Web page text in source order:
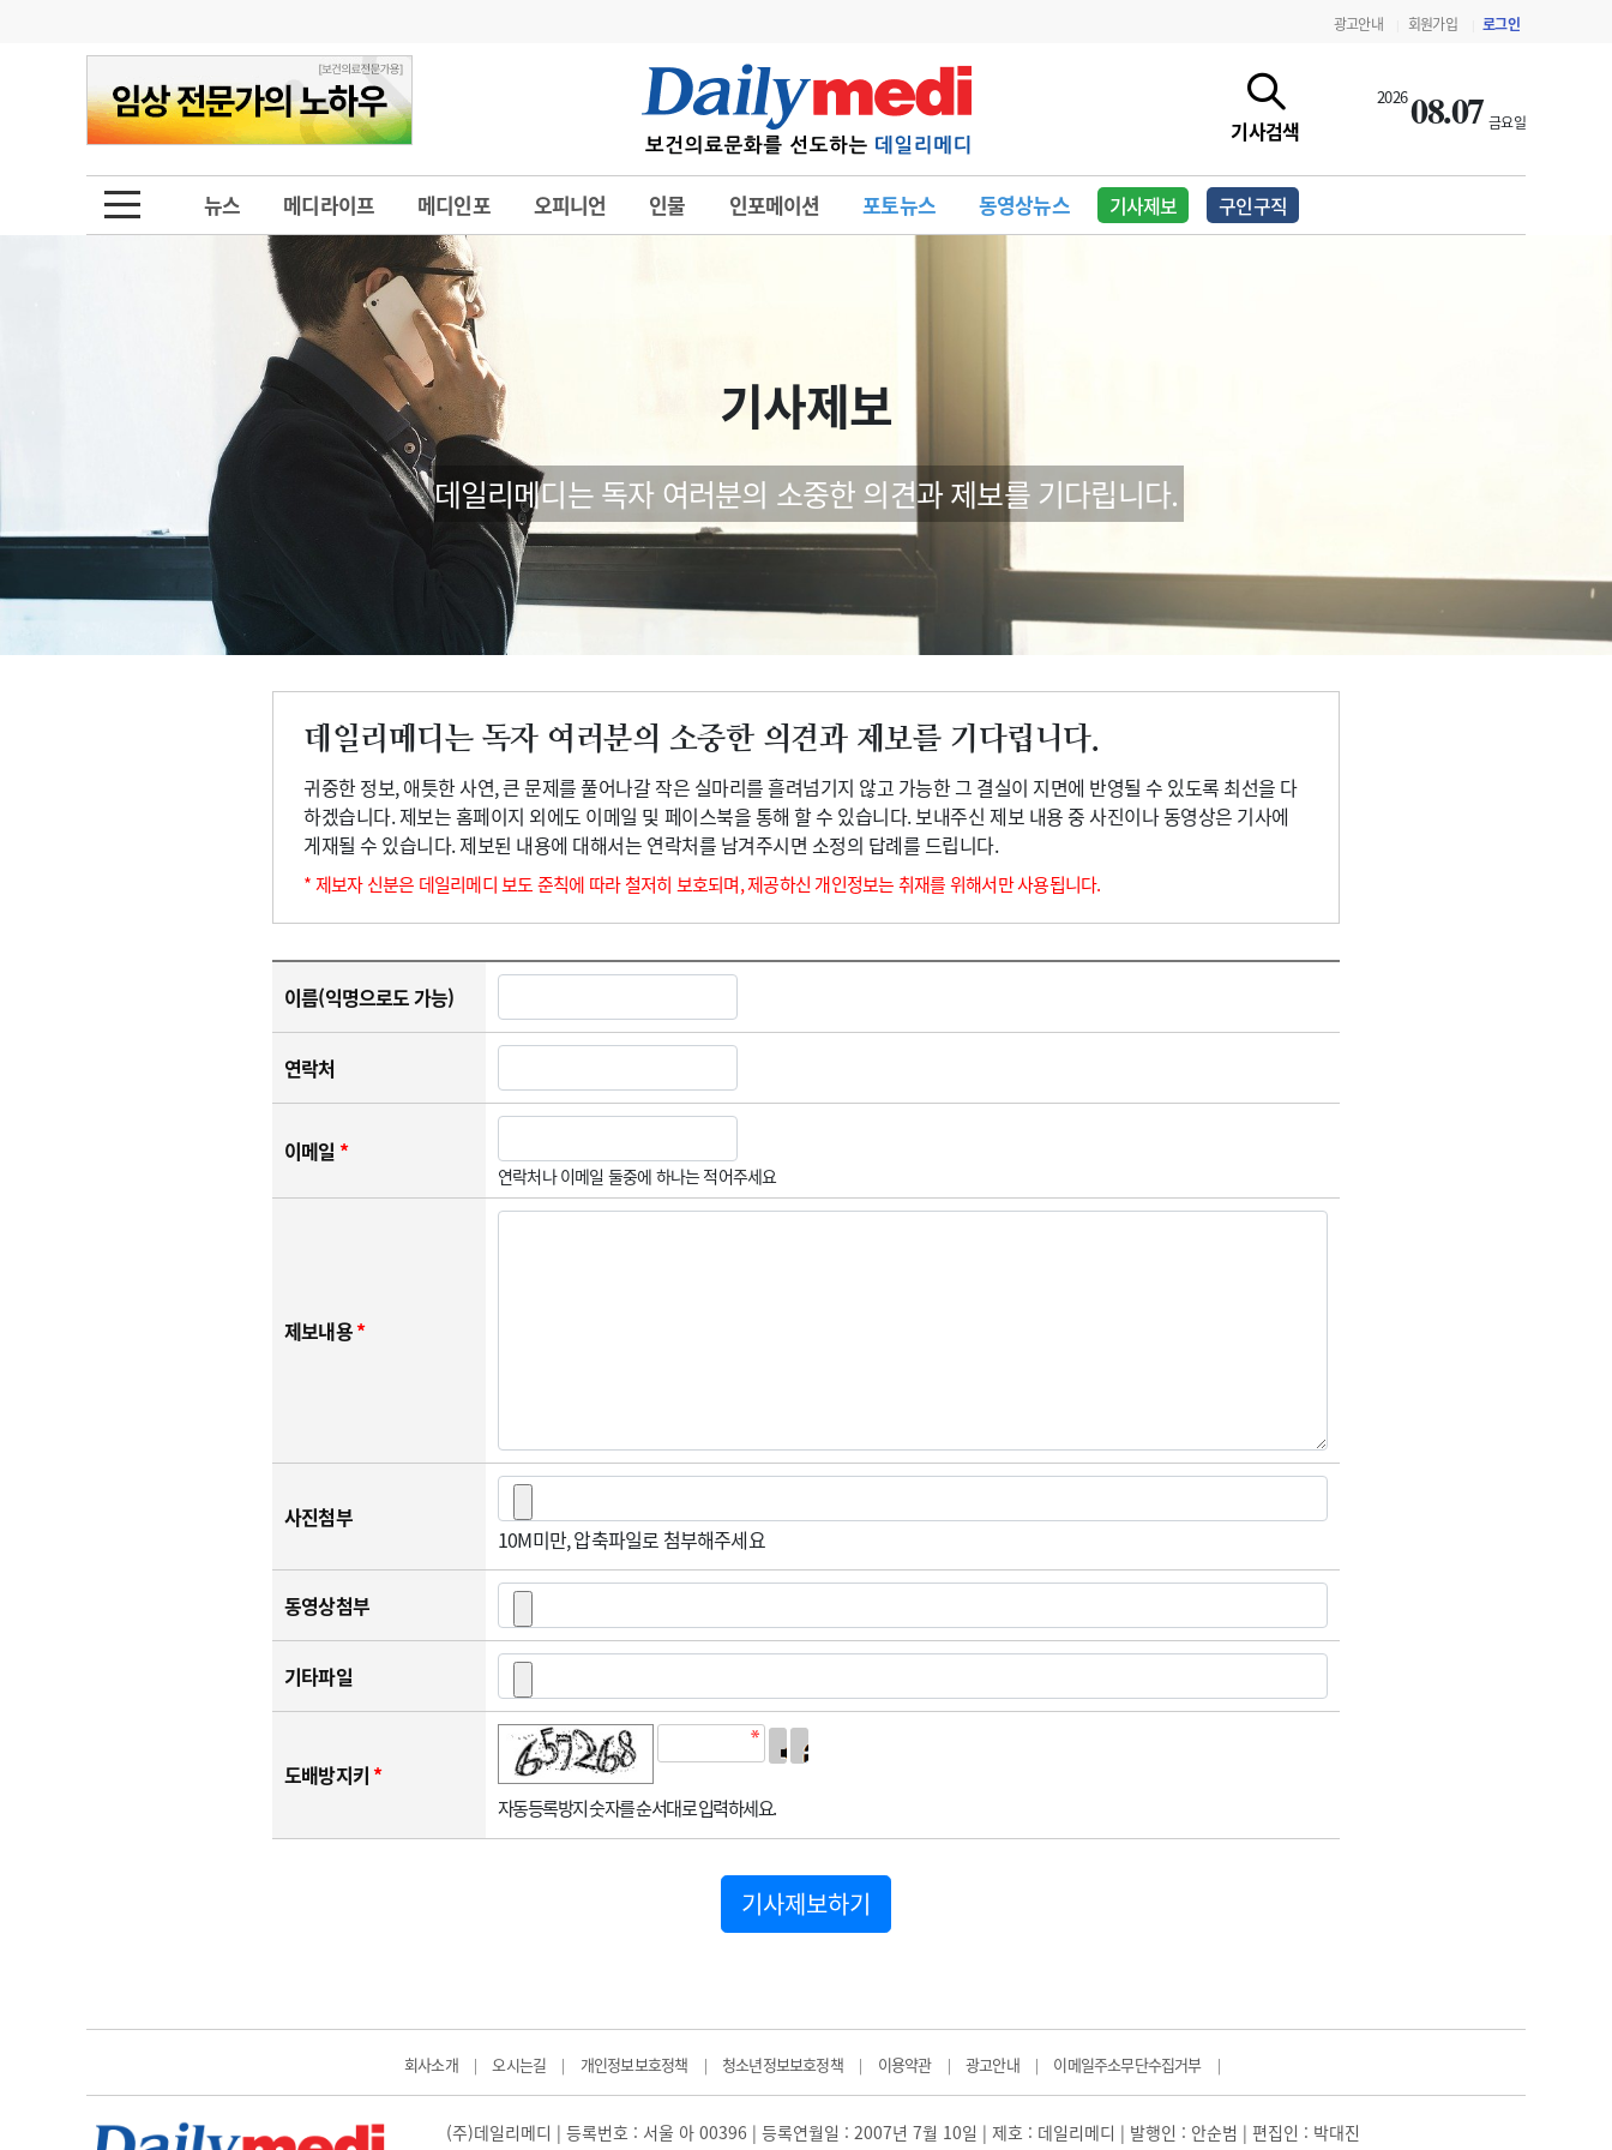
광고안내 회원가입 로그인
기사검색
202608.07 금요일
뉴스 메디라이프 메디인포 오피니언 인물 인포메이션 포토뉴스 동영상뉴스 기사제보 구인구직
금주의 검색어
1
의사인력 수급 추계
2
성분명 처방
3
AI의료
4
전공의 모집 결과
의사국시 합격률
6
관리급여 실시
의과대학 입시
10 약가인하
인사 사고
오피니언 칼럼 수첩
인물 초대석 피플
포토뉴스
지역병원 중소병원
행정처분 판례
학회·연수강좌 학회/연수강좌 행사
법적고지
기사제보
데일리메디는 독자 여러분의 소중한 의견과 제보를 기다립니다.
데일리메디는 독자 여러분의 소중한 의견과 제보를 기다립니다.
귀중한 정보, 애틋한 사연, 큰 문제를 풀어나갈 작은 실마리를 흘려넘기지 않고 가능한 그 결실이 지면에 반영될 수 있도록 최선을 다
하겠습니다. 제보는 홈페이지 외에도 이메일 및 페이스북을 통해 할 수 있습니다. 보내주신 제보 내용 중 사진이나 동영상은 기사에
게재될 수 있습니다. 제보된 내용에 대해서는 연락처를 남겨주시면 소정의 답례를 드립니다.
* 제보자 신분은 데일리메디 보도 준칙에 따라 철저히 보호되며, 제공하신 개인정보는 취재를 위해서만 사용됩니다.
이름(익명으로도 가능)
연락처
이메일 *
연락처나 이메일 둘중에 하나는 적어주세요
제보내용*
사진첨부
10M미만, 압축파일로 첨부해주세요
동영상첨부
기타파일
도배방지키 *
자동등록방지 숫자를 순서대로 입력하세요.
기사제보하기
회사소개 | 오시는길 | 개인정보보호정책 | 청소년정보보호정책 | 이용약관 | 광고안내 | 이메일주소무단수집거부 |
(주)데일리메디 | 등록번호 : 서울 아 00396 | 등록연월일 : 2007년 7월 10일 | 제호 : 데일리메디 | 발행인 : 안순범 | 편집인 : 박대진